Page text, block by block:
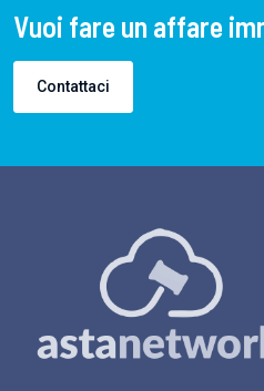
Vuoi fare un affare
Contattaci